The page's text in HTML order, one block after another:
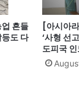
흔들
도 다
[아시아
‘사형 선
도피국